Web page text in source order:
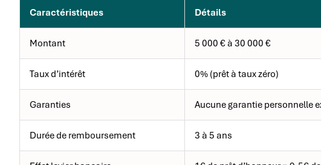
Caractéristiques Détails
Montant 5 000 € à 30 000 €
Taux d’intérêt 0% (prêt à taux zéro)
Garanties Aucune garantie personnelle
Durée de remboursement 3 à 5 ans